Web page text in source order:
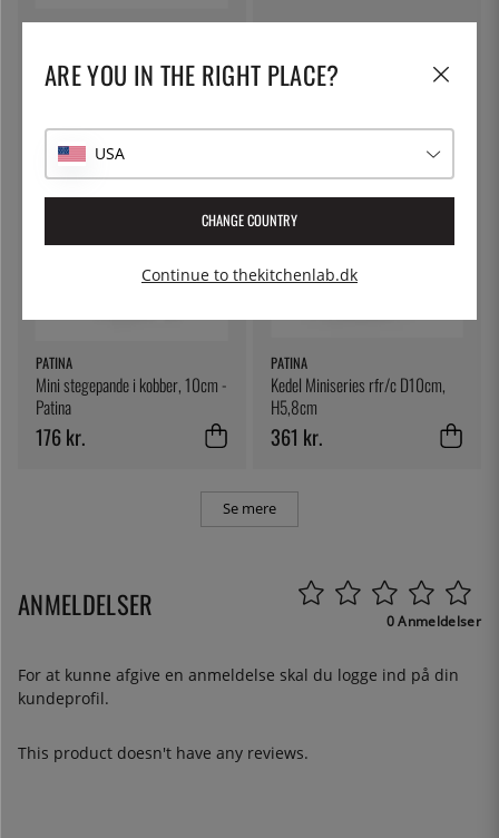
liter - Patina
0,6 liter - Patina
PATINA
Mini stegepande i kobber, 10cm -
Patina
176 kr.
PATINA
Kedel Miniseries rfr/c D10cm,
H5,8cm
361 kr.
Se mere
ANMELDELSER 0 Anmeldelser
For at kunne afgive en anmeldelse skal du logge ind på din
kundeprofil.
This product doesn't have any reviews.
ARE YOU IN THE RIGHT PLACE?
USA
CHANGE COUNTRY
Continue to thekitchenlab.dk